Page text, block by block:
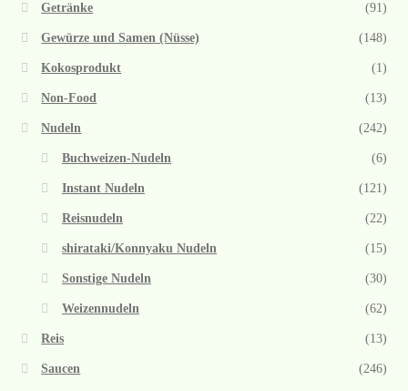
Getränke (91)
Gewürze und Samen (Nüsse) (148)
Kokosprodukt (1)
Non-Food (13)
Nudeln (242)
Buchweizen-Nudeln (6)
Instant Nudeln (121)
Reisnudeln (22)
shirataki/Konnyaku Nudeln (15)
Sonstige Nudeln (30)
Weizennudeln (62)
Reis (13)
Saucen (246)